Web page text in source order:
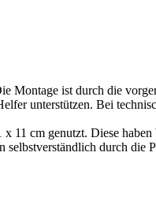
ist durch die
unterstützen. Bei
11 cm genutzt. Diese
durch die